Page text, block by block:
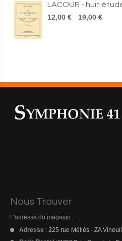
LACOUR - huit
12,00 €
19,00 €
Nous Trouver
L'adresse du magasin :
Adresse : 225 rue Méliès - ZA Vineuil